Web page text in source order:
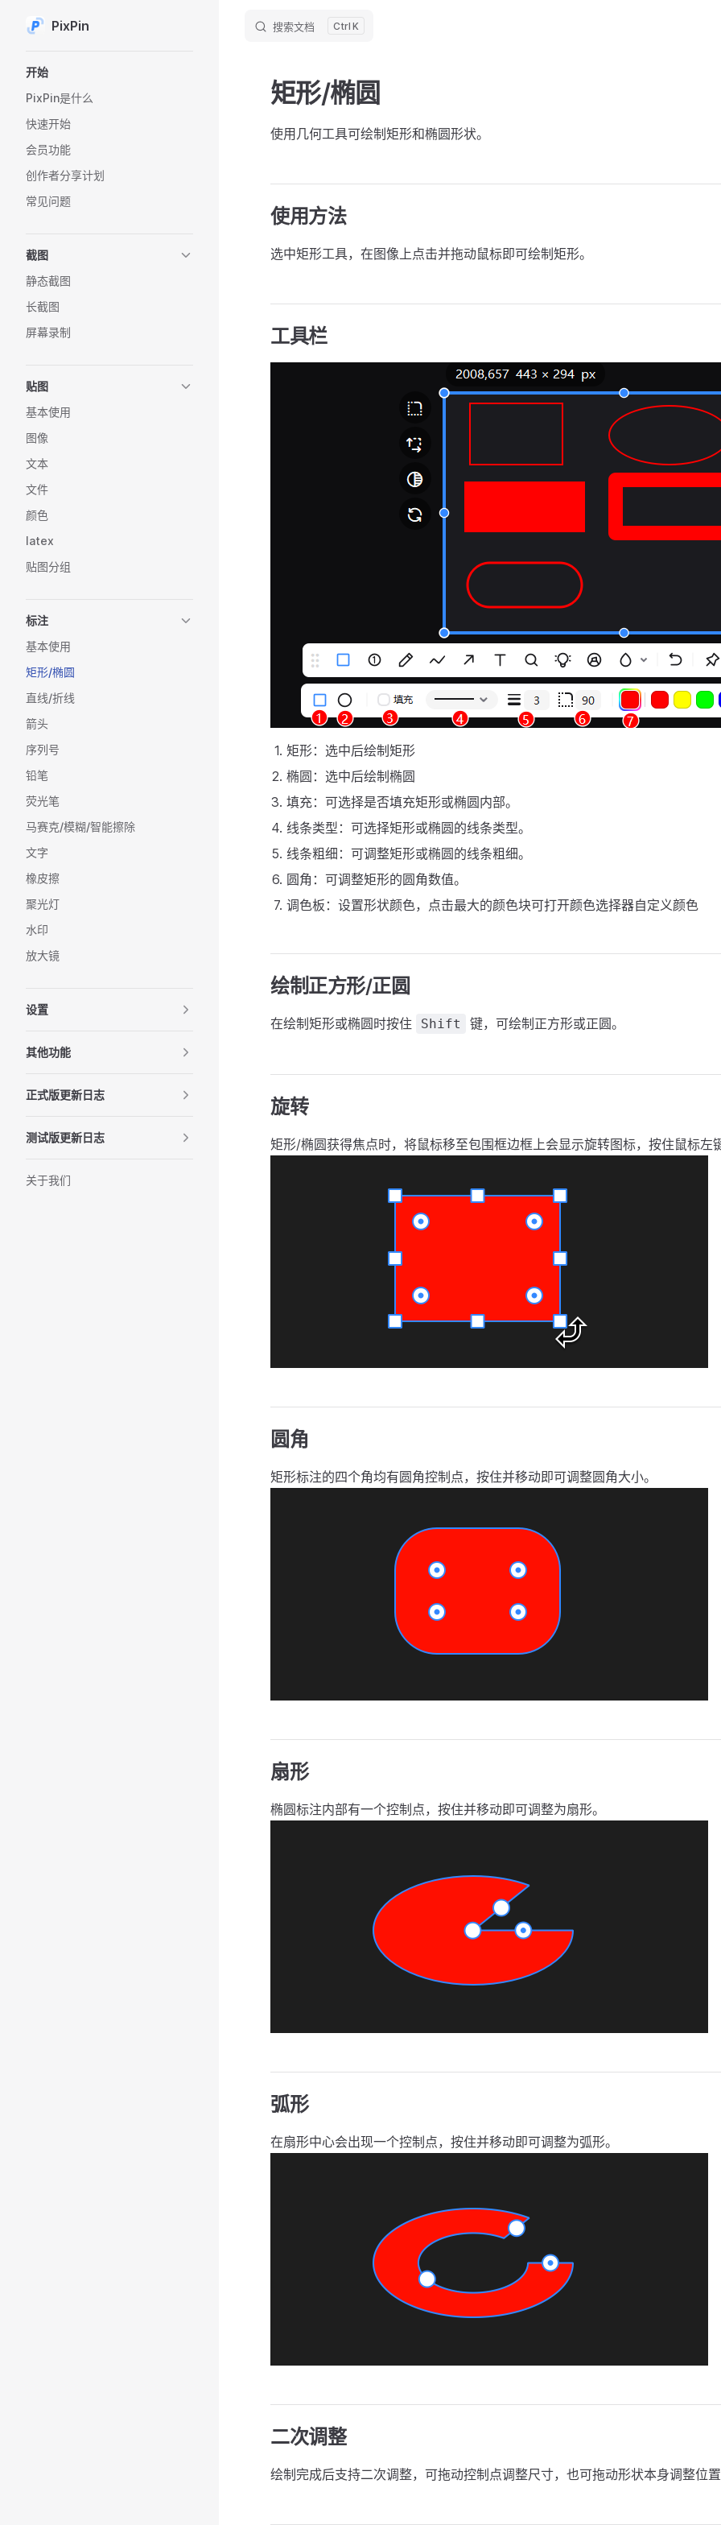
Skip to content
PixPin 搜索文档 K
开始
PixPin是什么
快速开始
会员功能
创作者分享计划
常见问题
截图
静态截图
长截图
屏幕录制
贴图
基本使用
图像
文本
文件
颜色
latex
贴图分组
标注
基本使用
矩形/椭圆
直线/折线
箭头
序列号
铅笔
荧光笔
马赛克/模糊/智能擦除
文字
橡皮擦
聚光灯
水印
放大镜
设置
其他功能
正式版更新日志
测试版更新日志
关于我们
矩形/椭圆
使用几何工具可绘制矩形和椭圆形状。
使用方法
选中矩形工具，在图像上点击并拖动鼠标即可绘制矩形。
工具栏
矩形：选中后绘制矩形
椭圆：选中后绘制椭圆
填充：可选择是否填充矩形或椭圆内部。
线条类型：可选择矩形或椭圆的线条类型。
线条粗细：可调整矩形或椭圆的线条粗细。
圆角：可调整矩形的圆角数值。
调色板：设置形状颜色，点击最大的颜色块可打开颜色选择器自定义颜色
绘制正方形/正圆
在绘制矩形或椭圆时按住 Shift 键，可绘制正方形或正圆。
旋转
矩形/椭圆获得焦点时，将鼠标移至包围框边框上会显示旋转图标，按住鼠标左
圆角
矩形标注的四个角均有圆角控制点，按住并移动即可调整圆角大小。
扇形
椭圆标注内部有一个控制点，按住并移动即可调整为扇形。
弧形
在扇形中心会出现一个控制点，按住并移动即可调整为弧形。
二次调整
绘制完成后支持二次调整，可拖动控制点调整尺寸，也可拖动形状本身调整位置